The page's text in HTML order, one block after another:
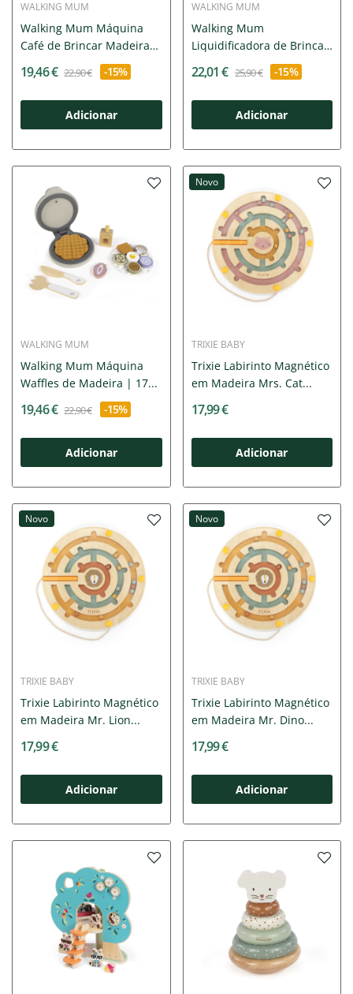
WALKING MUM
Walking Mum Máquina
Café de Brincar Madeira
19,46 € 22,90 € -15%
Adicionar
WALKING MUM
Walking Mum
Liquidificadora de Brincar
22,01 € 25,90 € -15%
Adicionar
WALKING MUM
Walking Mum Máquina
Waffles de Madeira | 17...
19,46 € 22,90 € -15%
Adicionar
Novo
TRIXIE BABY
Trixie Labirinto Magnético
em Madeira Mrs. Cat...
17,99 €
Adicionar
Novo
TRIXIE BABY
Trixie Labirinto Magnético
em Madeira Mr. Lion...
17,99 €
Adicionar
Novo
TRIXIE BABY
Trixie Labirinto Magnético
em Madeira Mr. Dino...
17,99 €
Adicionar